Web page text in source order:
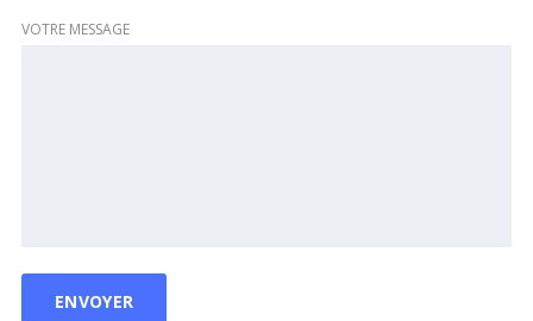
VOTRE MESSAGE